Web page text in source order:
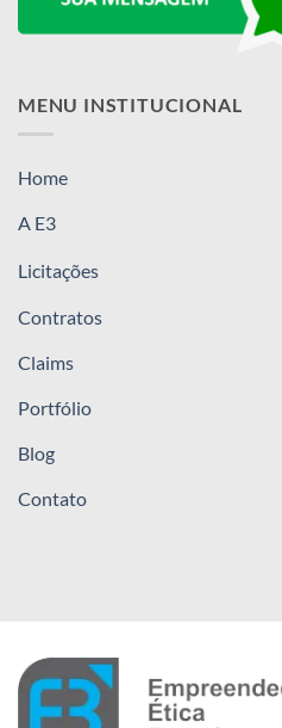
MENU INSTITUCIONAL
Home
A E3
Licitações
Contratos
Claims
Portfólio
Blog
Contato